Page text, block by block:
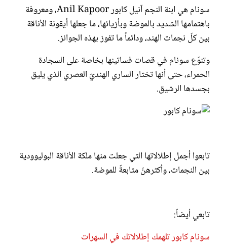
سونام كابور
سونام هي ابنة النجم آنيل كابور Anil Kapoor، ومعروفة
باهتمامها الشديد بالموضة وبأزيائها، ما جعلها أيقونة الأناقة
بين كلّ نجمات الهند، ودائماً ما تفوز بهذه الجوائز.
وتنوّع سونام في قصات فساتينها بخاصة على السجادة
الحمراء، حتى أنها تختار الساري الهنديّ العصري الذي يليق
بجسدها الرشيق.
تابعوا أجمل إطلالاتها التي جعلت منها ملكة الأناقة البوليوودية
بين النجمات، وأكثرهنّ متابعةً للموضة.
تابعي أيضاً:
سونام كابور تلهمك إطلالاتك في السهرات